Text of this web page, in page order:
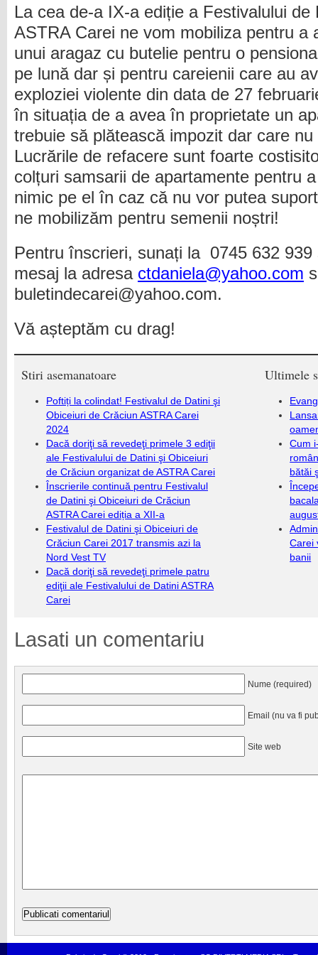
La cea de-a IX-a ediție a Festivalului de
ASTRA Carei ne vom mobiliza pentru a
unui aragaz cu butelie pentru o
pe lună dar și pentru careienii care au
exploziei violente din data de 27
în situația de a avea în proprietate un
trebuie să plătească impozit dar care
Lucrările de refacere sunt foarte
colțuri samsarii de apartamente pentru
nimic pe el în caz că nu vor putea
ne mobilizăm pentru semenii noștri!
Pentru înscrieri, sunați la 0745 632
mesaj la adresa ctdaniela@yahoo.com
buletindecarei@yahoo.com.
Vă așteptăm cu drag!
Stiri asemanatoare
Poftiți la colindat! Festivalul de Datini şi
Obiceiuri de Crăciun ASTRA Carei
2024
Dacă doriţi să revedeţi primele 3 ediţii
ale Festivalului de Datini şi Obiceiuri
de Crăciun organizat de ASTRA Carei
Înscrierile continuă pentru Festivalul
de Datini şi Obiceiuri de Crăciun
ASTRA Carei ediția a XII-a
Festivalul de Datini şi Obiceiuri de
Crăciun Carei 2017 transmis azi la
Nord Vest TV
Dacă doriţi să revedeţi primele patru
ediţii ale Festivalului de Datini ASTRA
Carei
Ultimele
Cum
bătăi
Carei
banii
Lasati un comentariu
Nume (required)
Email (nu va fi
Site web